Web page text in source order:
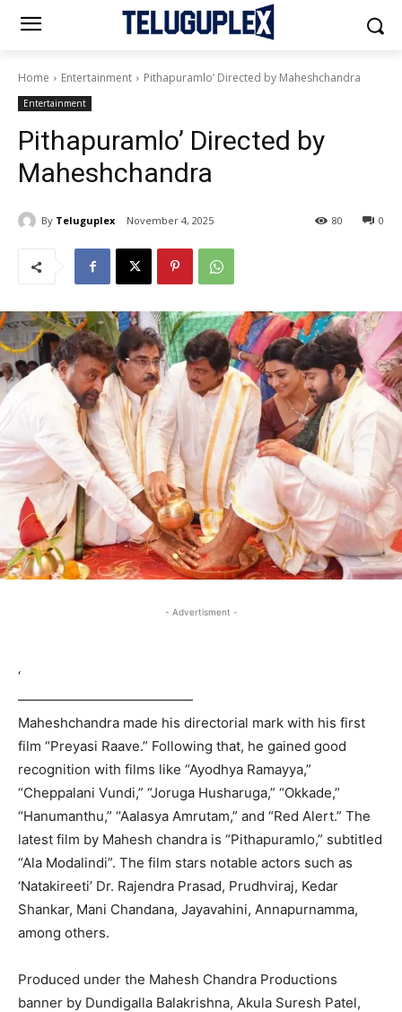
Home Entertainment Pithapuramlo’ Directed by Maheshchandra
Entertainment
Pithapuramlo’ Directed by
Maheshchandra
By Teluguplex November 4, 2025 0
80
- Advertisment -
‘
—————————————
Maheshchandra made his directorial mark with his first
film “Preyasi Raave.” Following that, he gained good
recognition with films like “Ayodhya Ramayya,”
“Cheppalani Vundi,” “Joruga Husharuga,” “Okkade,”
“Hanumanthu,” “Aalasya Amrutam,” and “Red Alert.” The
latest film by Mahesh chandra is “Pithapuramlo,” subtitled
“Ala Modalindi”. The film stars notable actors such as
‘Natakireeti’ Dr. Rajendra Prasad, Prudhviraj, Kedar
Shankar, Mani Chandana, Jayavahini, Annapurnamma,
among others.
Produced under the Mahesh Chandra Productions
banner by Dundigalla Balakrishna, Akula Suresh Patel,